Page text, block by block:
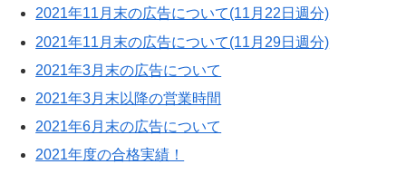
2021年11月末の広告について(11月22日週分)
2021年11月末の広告について(11月29日週分)
2021年3月末の広告について
2021年3月末以降の営業時間
2021年6月末の広告について
2021年度の合格実績！